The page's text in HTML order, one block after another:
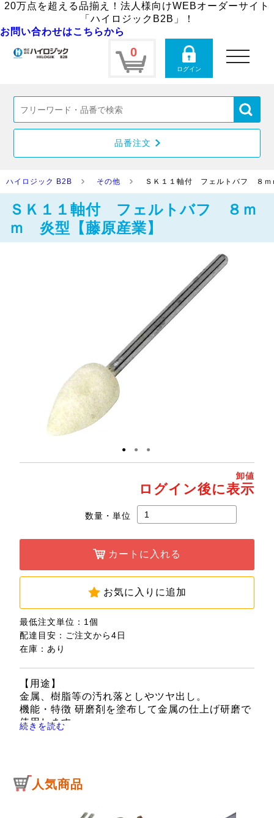
20万点を超える品揃え！法人様向けWEBオーダーサイト
「ハイロジックB2B」！
お問い合わせはこちらから
0
ログイン
toggle
navigation
品番注文
ハイロジック B2B その他 ＳＫ１１軸付 フェルトバフ ８
ＳＫ１１軸付 フェルトバフ ８ｍ
ｍ 炎型【藤原産業】
● ● ●
卸値
ログイン後に表示
数量・単位
カートに入れる
お気に入りに追加
最低注文単位：1個
配達目安：ご注文から4日
在庫：あり
【用途】
金属、樹脂等の汚れ落としやツヤ出し。
機能・特徴 研磨剤を塗布して金属の仕上げ研磨で
使用します。
●許容回転数：13000min-1。
【注意事項】
作業開始前に、安全な所で空回転させ異常がない
続きを読む
人気商品